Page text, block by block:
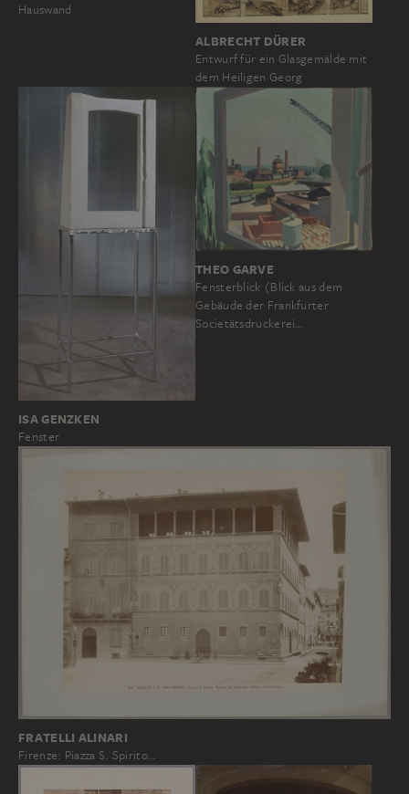
Hauswand
ALBRECHT DÜRER
Entwurf für ein Glasgemälde mit
dem Heiligen Georg
ISA GENZKEN
Fenster
THEO GARVE
Fensterblick (Blick aus dem
Gebäude der Frankfurter
Societätsdruckerei…
FRATELLI ALINARI
Firenze: Piazza S. Spirito…